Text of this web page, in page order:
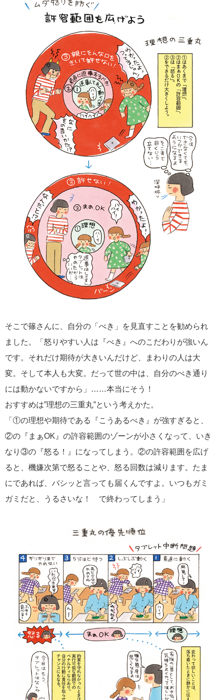
そこで篠さんに、自分の「べき」を見直すことを勧められ
ました。「怒りやすい人は『べき』へのこだわりが強いん
です。それだけ期待が大きいんだけど、まわりの人は大
変。そして本人も大変。だって世の中は、自分のべき通り
には動かないですから」……本当にそう！
おすすめは”理想の三重丸”という考えかた。
「①の理想や期待である『こうあるべき』が強すぎると、
②の『まぁOK』の許容範囲のゾーンが小さくなって、いき
なり③の『怒る！』になってしまう。②の許容範囲を広げ
ると、機嫌次第で怒ることや、怒る回数は減ります。たま
にであれば、バシッと言っても届くんですよ。いつもガミ
ガミだと、うるさいな！ で終わってしまう」